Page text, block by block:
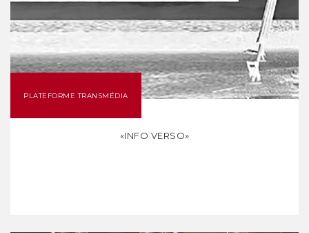
PLATEFORME TRANSMÉDIA
«INFO VERSO»